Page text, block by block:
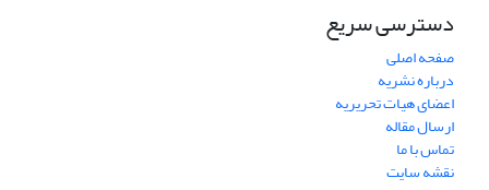
دسترسی سریع
صفحه اصلی
درباره نشریه
اعضای هیات تحریریه
ارسال مقاله
تماس با ما
نقشه سایت